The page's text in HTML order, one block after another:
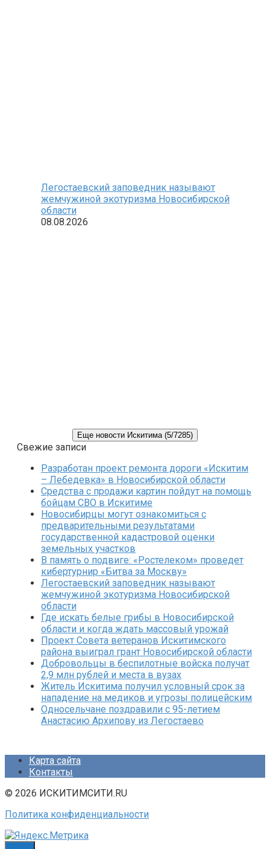
Легостаевский заповедник называют
жемчужиной экотуризма Новосибирской
области
08.08.2026
Еще новости Искитима (5/7285)
Свежие записи
Разработан проект ремонта дороги «Искитим
– Лебедевка» в Новосибирской области
Средства с продажи картин пойдут на помощь
бойцам СВО в Искитиме
Новосибирцы могут ознакомиться с
предварительными результатами
государственной кадастровой оценки
земельных участков
В память о подвиге: «Ростелеком» проведет
кибертурнир «Битва за Москву»
Легостаевский заповедник называют
жемчужиной экотуризма Новосибирской
области
Где искать белые грибы в Новосибирской
области и когда ждать массовый урожай
Проект Совета ветеранов Искитимского
района выиграл грант Новосибирской области
Добровольцы в беспилотные войска получат
2,9 млн рублей и места в вузах
Житель Искитима получил условный срок за
нападение на медиков и угрозы полицейским
Односельчане поздравили с 95-летием
Анастасию Архипову из Легостаево
Карта сайта
Контакты
© 2026 ИСКИТИМСИТИ.RU
Политика конфиденциальности